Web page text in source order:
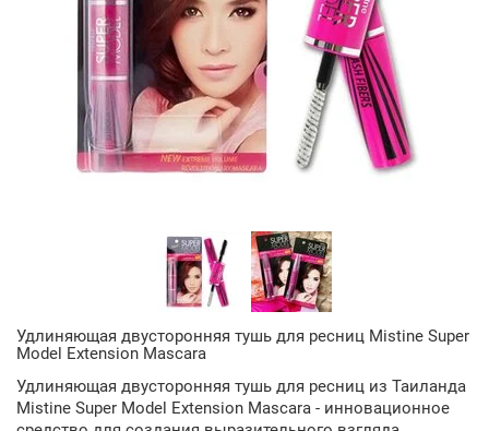
Удлиняющая двусторонняя тушь для ресниц Mistine Super
Model Extension Mascara
Удлиняющая двусторонняя тушь для ресниц из Таиланда
Mistine Super Model Extension Mascara - инновационное